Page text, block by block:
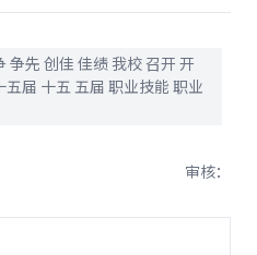
争先 创佳 佳绩 我校 召开 开
届 十五 五届 职业技能 职业
审核：